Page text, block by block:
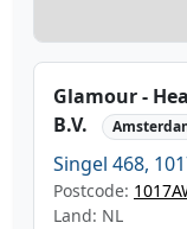
Glamour -
B.V.
Singel 468,
Postcode:
Land: NL